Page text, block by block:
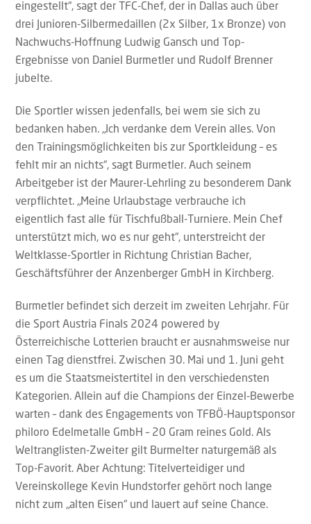
eingestellt“, sagt der TFC-Chef, der in Dallas auch über
drei Junioren-Silbermedaillen (2x Silber, 1x Bronze) von
Nachwuchs-Hoffnung Ludwig Gansch und Top-
Ergebnisse von Daniel Burmetler und Rudolf Brenner
jubelte.
Die Sportler wissen jedenfalls, bei wem sie sich zu
bedanken haben. „Ich verdanke dem Verein alles. Von
den Trainingsmöglichkeiten bis zur Sportkleidung – es
fehlt mir an nichts“, sagt Burmetler. Auch seinem
Arbeitgeber ist der Maurer-Lehrling zu besonderem Dank
verpflichtet. „Meine Urlaubstage verbrauche ich
eigentlich fast alle für Tischfußball-Turniere. Mein Chef
unterstützt mich, wo es nur geht“, unterstreicht der
Weltklasse-Sportler in Richtung Christian Bacher,
Geschäftsführer der Anzenberger GmbH in Kirchberg.
Burmetler befindet sich derzeit im zweiten Lehrjahr. Für
die Sport Austria Finals 2024 powered by
Österreichische Lotterien braucht er ausnahmsweise nur
einen Tag dienstfrei. Zwischen 30. Mai und 1. Juni geht
es um die Staatsmeistertitel in den verschiedensten
Kategorien. Allein auf die Champions der Einzel-Bewerbe
warten – dank des Engagements von TFBÖ-Hauptsponsor
philoro Edelmetalle GmbH – 20 Gram reines Gold. Als
Weltranglisten-Zweiter gilt Burmelter naturgemäß als
Top-Favorit. Aber Achtung: Titelverteidiger und
Vereinskollege Kevin Hundstorfer gehört noch lange
nicht zum „alten Eisen“ und lauert auf seine Chance.